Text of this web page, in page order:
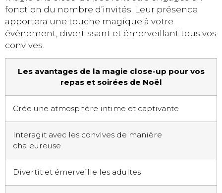
fonction du nombre d’invités. Leur présence
apportera une touche magique à votre
événement, divertissant et émerveillant tous vos
convives.
Les avantages de la magie close-up pour vos
repas et soirées de Noël
Crée une atmosphère intime et captivante
Interagit avec les convives de manière
chaleureuse
Divertit et émerveille les adultes